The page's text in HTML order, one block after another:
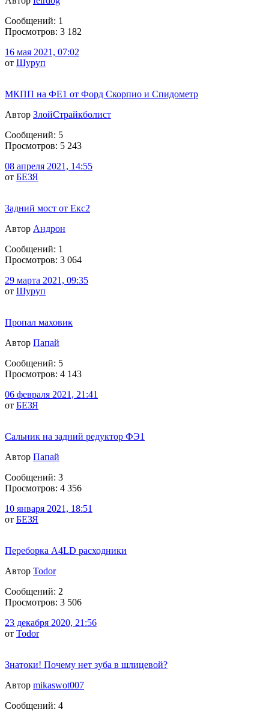
Сообщений: 1
Просмотров: 3 182
16 мая 2021, 07:02
от Шуруп
МКПП на ФЕ1 от Форд Скорпио и Спидометр
Автор ЗлойСтрайкболист
Сообщений: 5
Просмотров: 5 243
08 апреля 2021, 14:55
от БЕЗЯ
Задний мост от Екс2
Автор Андрон
Сообщений: 1
Просмотров: 3 064
29 марта 2021, 09:35
от Шуруп
Пропал маховик
Автор Папай
Сообщений: 5
Просмотров: 4 143
06 февраля 2021, 21:41
от БЕЗЯ
Сальник на задний редуктор ФЭ1
Автор Папай
Сообщений: 3
Просмотров: 4 356
10 января 2021, 18:51
от БЕЗЯ
Переборка А4LD расходники
Автор Todor
Сообщений: 2
Просмотров: 3 506
23 декабря 2020, 21:56
от Todor
Знатоки! Почему нет зуба в шлицевой?
Автор mikaswot007
Сообщений: 4